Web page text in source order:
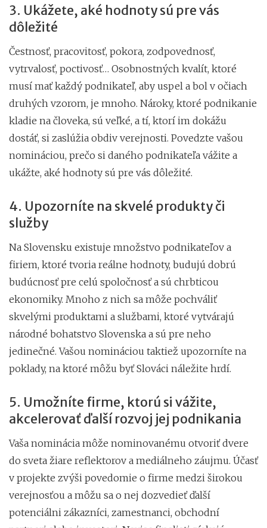
3. Ukážete, aké hodnoty sú pre vás
dôležité
Čestnosť, pracovitosť, pokora, zodpovednosť,
vytrvalosť, poctivosť… Osobnostných kvalít, ktoré
musí mať každý podnikateľ, aby uspel a bol v očiach
druhých vzorom, je mnoho. Nároky, ktoré podnikanie
kladie na človeka, sú veľké, a tí, ktorí im dokážu
dostáť, si zaslúžia obdiv verejnosti. Povedzte vašou
nomináciou, prečo si daného podnikateľa vážite a
ukážte, aké hodnoty sú pre vás dôležité.
4. Upozorníte na skvelé produkty či
služby
Na Slovensku existuje množstvo podnikateľov a
firiem, ktoré tvoria reálne hodnoty, budujú dobrú
budúcnosť pre celú spoločnosť a sú chrbticou
ekonomiky. Mnoho z nich sa môže pochváliť
skvelými produktami a službami, ktoré vytvárajú
národné bohatstvo Slovenska a sú pre neho
jedinečné. Vašou nomináciou taktiež upozorníte na
poklady, na ktoré môžu byť Slováci náležite hrdí.
5. Umožníte firme, ktorú si vážite,
akcelerovať ďalší rozvoj jej podnikania
Vaša nominácia môže nominovanému otvoriť dvere
do sveta žiare reflektorov a mediálneho záujmu. Účasť
v projekte zvýši povedomie o firme medzi širokou
verejnosťou a môžu sa o nej dozvedieť ďalší
potenciálni zákazníci, zamestnanci, obchodní